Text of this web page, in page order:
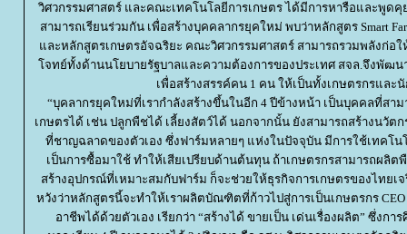
วิศวกรรมศาสตร์ และคณะเทคโนโลยีการเกษตร ได้มีการหารือและพูด
สามารถเรียนร่วมกัน เพื่อสร้างบุคคลากรยุคใหม่ พบว่าหลักสูตร Smart
ละหลักสูตรเกษตรอัจฉริยะ คณะวิศวกรรมศาสตร์ สามารถรวมพลังก่อ
จทย์ทั้งด้านนโยบายรัฐบาลและความต้องการของประเทศ สจล.จึงพัฒน
เพื่อสร้างสรรค์คน 1 คน ให้เป็นทั้งเกษตรกรและ
“บุคลากรยุคใหม่ที่เรากำลังสร้างขึ้นในอีก 4 ปีข้างหน้า เป็นบุคคลที่สาม
เกษตรได้ เช่น ปลูกพืชได้ เลี้ยงสัตว์ได้ นอกจากนั้น ยังสามารถสร้างนวัต
ที่ชาญฉลาดของตัวเอง ซึ่งฟาร์มหลายๆ แห่งในปัจจุบัน มีการใช้เทคโน
เป็นการซื้อมาใช้ ทำให้เสียเปรียบด้านต้นทุน ถ้าเกษตรกรสามารถผลิต
สร้างอุปกรณ์ที่เหมาะสมกับฟาร์ม ก็จะช่วยให้ธุรกิจการเกษตรของไทยเ
หวังว่าหลักสูตรนี้จะทำให้เราผลิตบัณฑิตที่ก้าวไปสู่การเป็นเกษตรกร
อาชีพได้ด้วยตัวเอง เรียกว่า “สร้างได้ ขายเป็น เด่นเรื่องผลิต” ซึ่งก